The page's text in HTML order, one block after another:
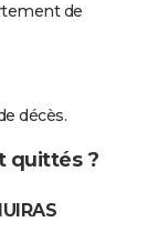
de
décès.
quittés ?